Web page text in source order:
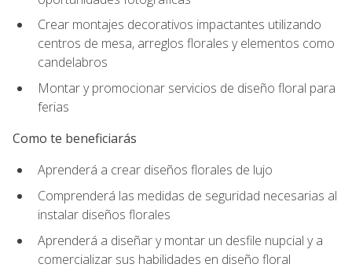
Crear montajes decorativos impactantes utilizando
centros de mesa, arreglos florales y elementos como
candelabros
Montar y promocionar servicios de diseño floral para
ferias
Como te beneficiarás
Aprenderá a crear diseños florales de lujo
Comprenderá las medidas de seguridad necesarias al
instalar diseños florales
Aprenderá a diseñar y montar un desfile nupcial y a
comercializar sus habilidades en diseño floral